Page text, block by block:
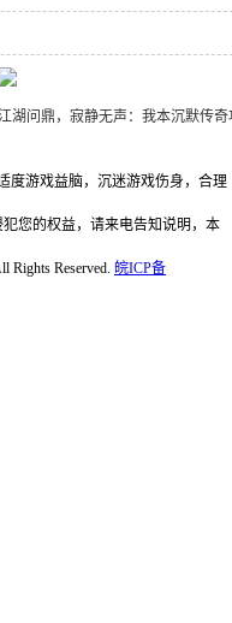
湖问鼎，寂静无声：我本沉默传
度游戏益脑，沉迷游戏伤身，合理
您的权益，请来电告知说明，本
Rights Reserved. 皖ICP备